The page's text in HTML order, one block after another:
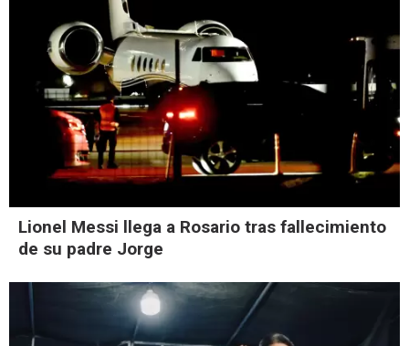
Lionel Messi llega a Rosario tras fallecimiento
de su padre Jorge